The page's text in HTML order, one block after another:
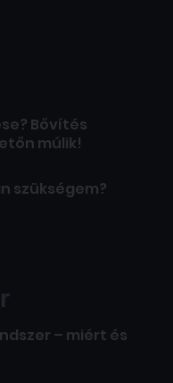
Bővítés
múlik!
szükségem?
– miért és